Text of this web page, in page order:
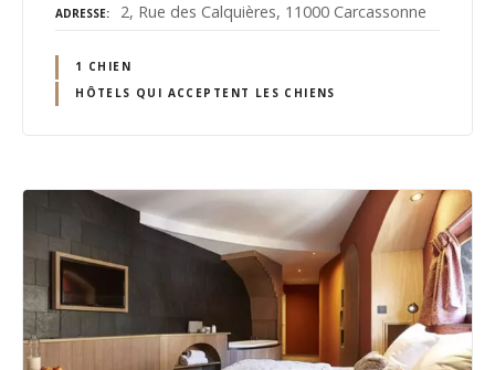
ADRESSE 2, Rue des Calquières, 11000 Carcassonne
1 CHIEN
HÔTELS QUI ACCEPTENT LES CHIENS